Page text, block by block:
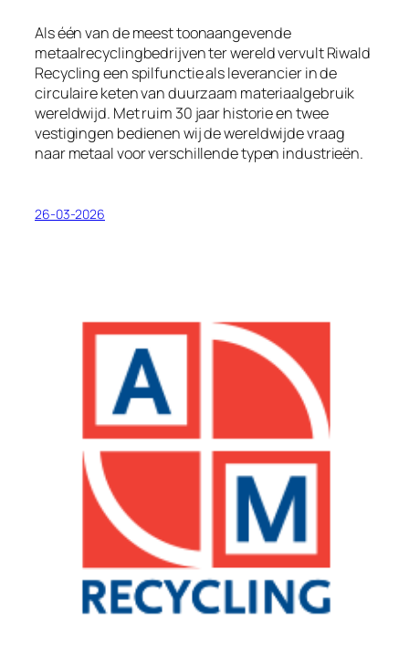
Als één van de meest toonaangevende
metaalrecyclingbedrijven ter wereld vervult Riwald
Recycling een spilfunctie als leverancier in de
circulaire keten van duurzaam materiaalgebruik
wereldwijd. Met ruim 30 jaar historie en twee
vestigingen bedienen wij de wereldwijde vraag
naar metaal voor verschillende typen industrieën.
26-03-2026